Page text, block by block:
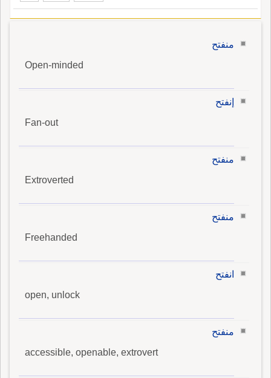
منفتح
Open-minded
إنفتح
Fan-out
منفتح
Extroverted
منفتح
Freehanded
انفتح
open, unlock
منفتح
accessible, openable, extrovert